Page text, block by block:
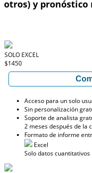
otros) y pronóstico
SOLO EXCEL
$1450
Acceso para un solo
Sin personalización
Soporte de analista
2 meses después de la
Formato de informe
Excel
Solo datos cuantitativos